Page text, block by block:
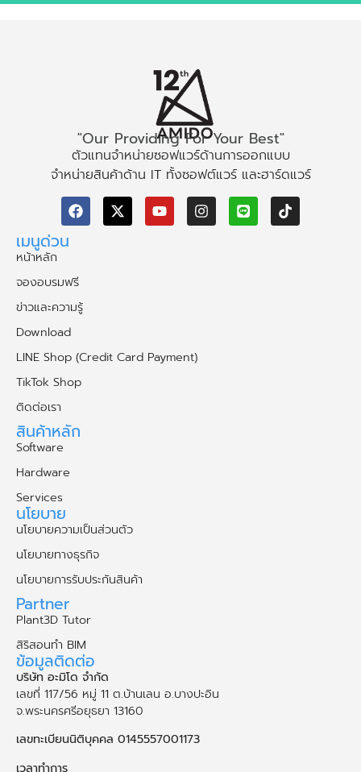
"Our Providing For Your Best"
ตัวแทนจำหน่ายซอฟแวร์ด้านการออกแบบ
จำหน่ายสินค้าด้าน IT ทั้งซอฟต์แวร์ และฮาร์ดแวร์
เมนูด่วน
หน้าหลัก
จองอบรมฟรี
ข่าวและความรู้
Download
LINE Shop (Credit Card Payment)
TikTok Shop
ติดต่อเรา
สินค้าหลัก
Software
Hardware
Services
นโยบาย
นโยบายความเป็นส่วนตัว
นโยบายทางธุรกิจ
นโยบายการรับประกันสินค้า
Partner
Plant3D Tutor
สิริสอนทำ BIM
ข้อมูลติดต่อ
บริษัท อะมิโด จำกัด
เลขที่ 117/56 หมู่ 11 ต.บ้านเลน อ.บางปะอิน
จ.พระนคร​ศรี​อยุธยา​ 13160
เลขทะเบียนนิติบุคคล 0145557001173
เวลาทำการ